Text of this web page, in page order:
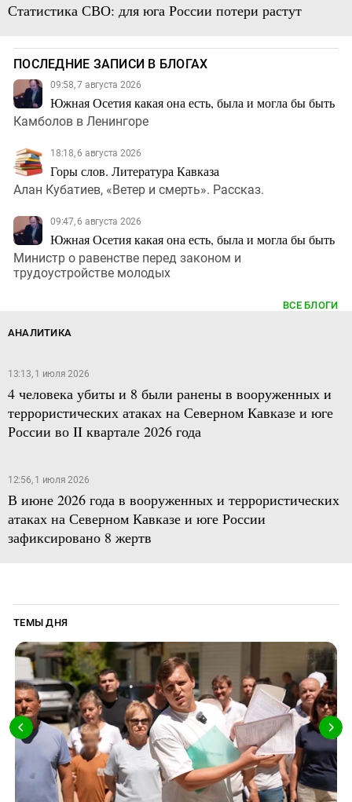
Статистика СВО: для юга России потери растут
ПОСЛЕДНИЕ ЗАПИСИ В БЛОГАХ
09:58, 7 августа 2026
Южная Осетия какая она есть, была и могла бы быть
Камболов в Ленингоре
18:18, 6 августа 2026
Горы слов. Литература Кавказа
Алан Кубатиев, «Ветер и смерть». Рассказ.
09:47, 6 августа 2026
Южная Осетия какая она есть, была и могла бы быть
Министр о равенстве перед законом и
трудоустройстве молодых
ВСЕ БЛОГИ
АНАЛИТИКА
13:13, 1 июля 2026
4 человека убиты и 8 были ранены в вооруженных и
террористических атаках на Северном Кавказе и юге
России во II квартале 2026 года
12:56, 1 июля 2026
В июне 2026 года в вооруженных и террористических
атаках на Северном Кавказе и юге России
зафиксировано 8 жертв
ТЕМЫ ДНЯ